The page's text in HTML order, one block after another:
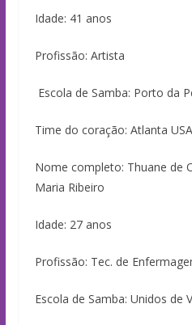
Idade: 41 anos
Profissão: Artista
Escola de Samba: Porto da
Time do coração: Atlanta USA
Nome completo: Thuane de
Maria Ribeiro
Idade: 27 anos
Profissão: Tec. de
Escola de Samba: Unidos de